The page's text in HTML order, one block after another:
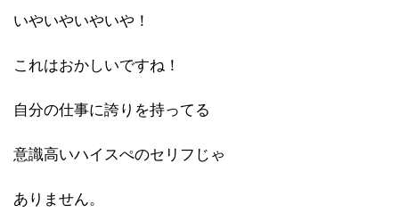
いやいやいやいや！
これはおかしいですね！
自分の仕事に誇りを持ってる
意識高いハイスぺのセリフじゃ
ありません。